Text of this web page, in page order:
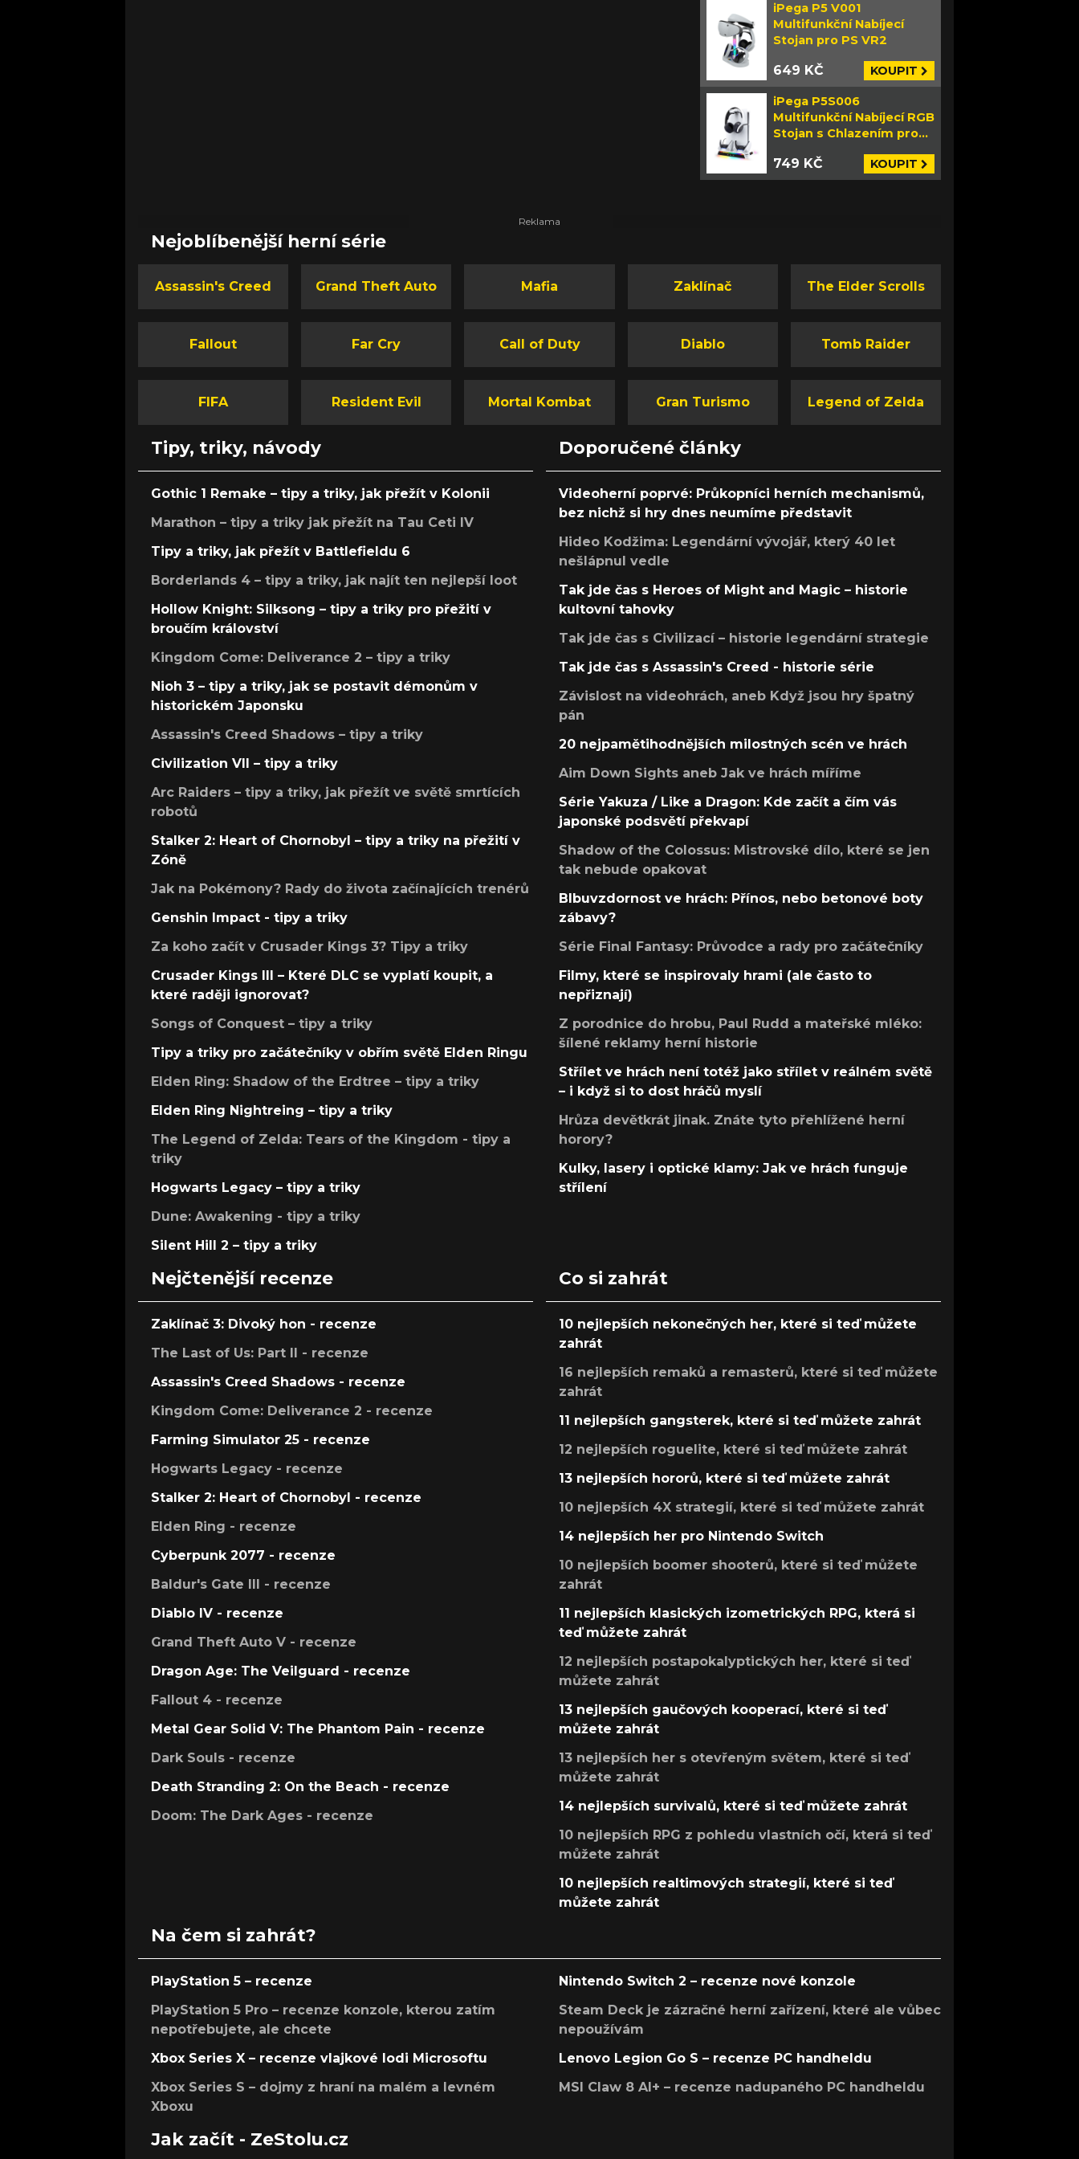
iPega P5 V001
Multifunkční Nabíjecí
Stojan pro PS VR2
649 KČ KOUPIT
iPega P5S006
Multifunkční Nabíjecí RGB
Stojan s Chlazením pro
749 KČ KOUPIT
Nejoblíbenější herní série
Assassin's Creed Grand Theft Auto Mafia Zaklínač The Elder Scrolls
Fallout Far Cry Call of Duty Diablo Tomb Raider
FIFA Resident Evil Mortal Kombat Gran Turismo Legend of Zelda
Tipy, triky, návody
Gothic 1 Remake – tipy a triky, jak přežít v Kolonii
Marathon – tipy a triky jak přežít na Tau Ceti IV
Tipy a triky, jak přežít v Battlefieldu 6
Borderlands 4 – tipy a triky, jak najít ten nejlepší loot
Hollow Knight: Silksong – tipy a triky pro přežití v
broučím království
Kingdom Come: Deliverance 2 – tipy a triky
Nioh 3 – tipy a triky, jak se postavit démonům v
historickém Japonsku
Assassin's Creed Shadows – tipy a triky
Civilization VII – tipy a triky
Arc Raiders – tipy a triky, jak přežít ve světě smrtících
robotů
Stalker 2: Heart of Chornobyl – tipy a triky na přežití v
Zóně
Jak na Pokémony? Rady do života začínajících trenérů
Genshin Impact - tipy a triky
Za koho začít v Crusader Kings 3? Tipy a triky
Crusader Kings III – Které DLC se vyplatí koupit, a
které raději ignorovat?
Songs of Conquest – tipy a triky
Tipy a triky pro začátečníky v obřím světě Elden Ringu
Elden Ring: Shadow of the Erdtree – tipy a triky
Elden Ring Nightreing – tipy a triky
The Legend of Zelda: Tears of the Kingdom - tipy a
triky
Hogwarts Legacy – tipy a triky
Dune: Awakening - tipy a triky
Silent Hill 2 – tipy a triky
Doporučené články
Videoherní poprvé: Průkopníci herních mechanismů,
bez nichž si hry dnes neumíme představit
Hideo Kodžima: Legendární vývojář, který 40 let
nešlápnul vedle
Tak jde čas s Heroes of Might and Magic – historie
kultovní tahovky
Tak jde čas s Civilizací – historie legendární strategie
Tak jde čas s Assassin's Creed - historie série
Závislost na videohrách, aneb Když jsou hry špatný
pán
20 nejpamětihodnějších milostných scén ve hrách
Aim Down Sights aneb Jak ve hrách míříme
Série Yakuza / Like a Dragon: Kde začít a čím vás
japonské podsvětí překvapí
Shadow of the Colossus: Mistrovské dílo, které se jen
tak nebude opakovat
Blbuvzdornost ve hrách: Přínos, nebo betonové boty
zábavy?
Série Final Fantasy: Průvodce a rady pro začátečníky
Filmy, které se inspirovaly hrami (ale často to
nepřiznají)
Z porodnice do hrobu, Paul Rudd a mateřské mléko:
šílené reklamy herní historie
Střílet ve hrách není totéž jako střílet v reálném světě
– i když si to dost hráčů myslí
Hrůza devětkrát jinak. Znáte tyto přehlížené herní
horory?
Kulky, lasery i optické klamy: Jak ve hrách funguje
střílení
Nejčtenější recenze
Zaklínač 3: Divoký hon - recenze
The Last of Us: Part II - recenze
Assassin's Creed Shadows - recenze
Kingdom Come: Deliverance 2 - recenze
Farming Simulator 25 - recenze
Hogwarts Legacy - recenze
Stalker 2: Heart of Chornobyl - recenze
Elden Ring - recenze
Cyberpunk 2077 - recenze
Baldur's Gate III - recenze
Diablo IV - recenze
Grand Theft Auto V - recenze
Dragon Age: The Veilguard - recenze
Fallout 4 - recenze
Metal Gear Solid V: The Phantom Pain - recenze
Dark Souls - recenze
Death Stranding 2: On the Beach - recenze
Doom: The Dark Ages - recenze
Co si zahrát
10 nejlepších nekonečných her, které si teď můžete
zahrát
16 nejlepších remaků a remasterů, které si teď můžete
zahrát
11 nejlepších gangsterek, které si teď můžete zahrát
12 nejlepších roguelite, které si teď můžete zahrát
13 nejlepších hororů, které si teď můžete zahrát
10 nejlepších 4X strategií, které si teď můžete zahrát
14 nejlepších her pro Nintendo Switch
10 nejlepších boomer shooterů, které si teď můžete
zahrát
11 nejlepších klasických izometrických RPG, která si
teď můžete zahrát
12 nejlepších postapokalyptických her, které si teď
můžete zahrát
13 nejlepších gaučových kooperací, které si teď
můžete zahrát
13 nejlepších her s otevřeným světem, které si teď
můžete zahrát
14 nejlepších survivalů, které si teď můžete zahrát
10 nejlepších RPG z pohledu vlastních očí, která si teď
můžete zahrát
10 nejlepších realtimových strategií, které si teď
můžete zahrát
Na čem si zahrát?
PlayStation 5 – recenze
PlayStation 5 Pro – recenze konzole, kterou zatím
nepotřebujete, ale chcete
Xbox Series X – recenze vlajkové lodi Microsoftu
Xbox Series S – dojmy z hraní na malém a levném
Xboxu
Nintendo Switch 2 – recenze nové konzole
Steam Deck je zázračné herní zařízení, které ale vůbec
nepoužívám
Lenovo Legion Go S – recenze PC handheldu
MSI Claw 8 AI+ – recenze nadupaného PC handheldu
Jak začít - ZeStolu.cz